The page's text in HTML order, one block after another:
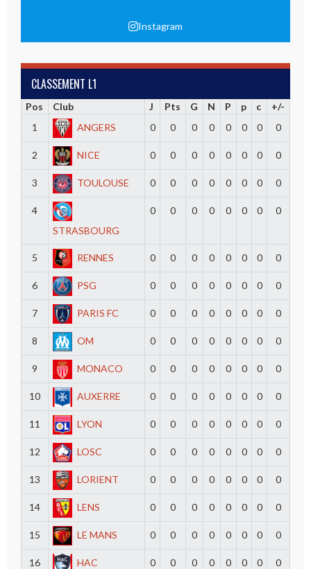
Instagram
CLASSEMENT L1
Pos Club J Pts G N P p c
+/-
1
ANGERS 0 0 0 0 0 0 0 0
2 NICE 0 0 0 0 0 0 0 0
3 TOULOUSE 0 0 0 0 0 0 0 0
4
STRASBOURG
0 0 0 0 0 0 0 0
5 RENNES 0 0 0 0 0 0 0 0
6 PSG 0 0 0 0 0 0 0 0
7 PARIS FC 0 0 0 0 0 0 0 0
8 OM 0 0 0 0 0 0 0 0
9 MONACO 0 0 0 0 0 0 0 0
10 AUXERRE 0 0 0 0 0 0 0 0
11 LYON 0 0 0 0 0 0 0 0
12 LOSC 0 0 0 0 0 0 0 0
13 LORIENT 0 0 0 0 0 0 0 0
14 LENS 0 0 0 0 0 0 0 0
15 LE MANS 0 0 0 0 0 0 0 0
16 HAC 0 0 0 0 0 0 0 0